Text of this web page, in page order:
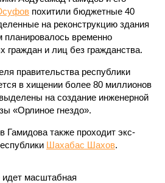
похитили бюджетные 40
на реконструкцию здания
планировалось временно
граждан и лиц без гражданства.
правительства республики
в хищении более 80 миллионов
на создание инженерной
«Орлиное гнездо».
Гамидова также проходит экс-
Шахабас Шахов.
масштабная